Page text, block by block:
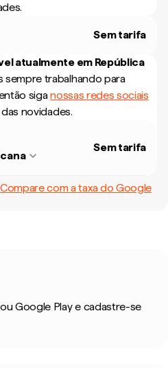
Sem tarifa
atualmente em República
sempre trabalhando para
siganossas redes sociais
novidades.
Sem tarifa
Compare com a taxa do Google
Google Play e cadastre-se